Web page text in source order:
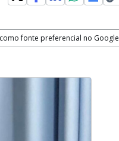
fonte preferencial no Google